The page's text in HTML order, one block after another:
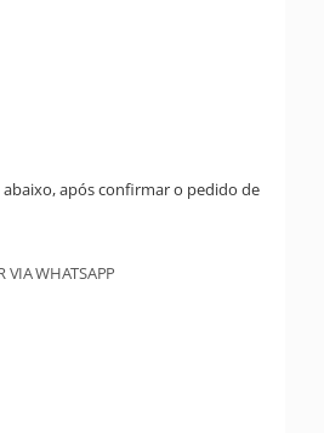
após confirmar o pedido de
VIA WHATSAPP